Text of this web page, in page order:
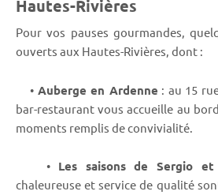
Hautes-Rivières
Pour vos pauses gourmandes,
ouverts aux Hautes-Rivières, dont :
• Auberge en Ardenne : au 15
bar-restaurant vous accueille au
moments remplis de convivialité.
• Les saisons de Sergio et
chaleureuse et service de qualité